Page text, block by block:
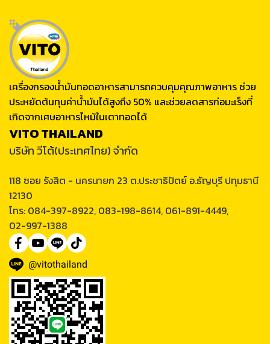
เครื่องกรองน้ำมันทอดอาหารสามารถควบคุมคุณภาพอาหาร ช่วย
ประหยัดต้นทุนค่าน้ำมันได้สูงถึง 50% และช่วยลดสารก่อมะเร็งที่
เกิดจากเศษอาหารไหม้ในเตาทอดได้
VITO THAILAND
บริษัท วีโต้(ประเทศไทย) จำกัด
118 ซอย รังสิต - นครนายก 23 ต.ประชาธิปัตย์ อ.ธัญบุรี ปทุมธานี
12130
โทร: 084-397-8922, 083-198-8614, 061-891-4449,
02-997-1388
@vitothailand